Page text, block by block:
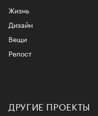
Жизнь
Дизайн
Вещи
Репост
ДРУГИЕ ПРОЕКТЫ